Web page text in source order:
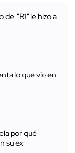
del "R1" le hizo a
lo que vio en
por qué
su ex